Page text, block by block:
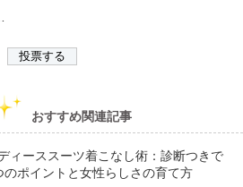
おすすめ関連記事
ィーススーツ着こなし術：診断つきで
のポイントと女性らしさの育て方